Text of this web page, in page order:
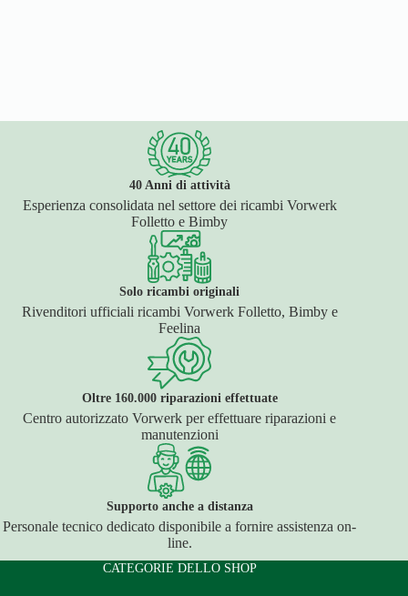
40 Anni di attività
Esperienza consolidata nel settore dei ricambi Vorwerk
Folletto e Bimby
Solo ricambi originali
Rivenditori ufficiali ricambi Vorwerk Folletto, Bimby e
Feelina
Oltre 160.000 riparazioni effettuate
Centro autorizzato Vorwerk per effettuare riparazioni e
manutenzioni
Supporto anche a distanza
Personale tecnico dedicato disponibile a fornire assistenza on-
line.
CATEGORIE DELLO SHOP